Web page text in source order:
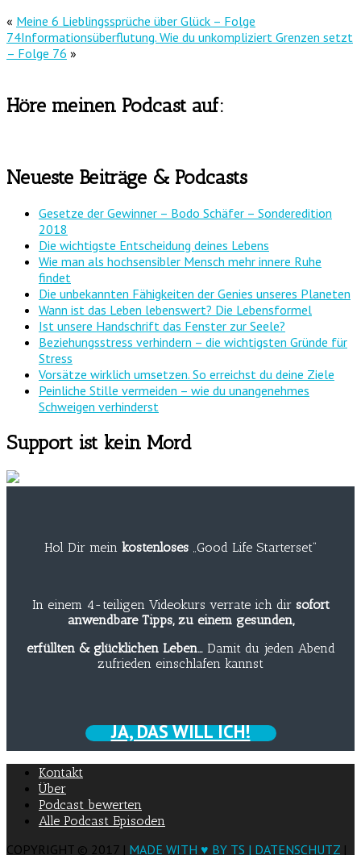
« Meine 6 Lieblingssprüche über Glück – Folge
74Informationsüberflutung. Wie du unkompliziert Grenzen setzt
– Folge 76 »
Höre meinen Podcast auf:
Neueste Beiträge & Podcasts
Gesetze der Gewinner – Bodo Schäfer – Sonderedition
2018
Die wichtigste Entscheidung deines Lebens
Wie man als hochsensibler Mensch mehr innere Ruhe
findet
Die unbekannten Fähigkeiten der Genies unseres Planeten
Wann ist das Leben lebenswert? Die Lebensformel
Ist unsere Handschrift das Fenster zur Seele?
Beziehungsstress verhindern – die wichtigsten Gründe für
Stress
Vorsätze wirklich umsetzen. So erreichst du deine Ziele
Peinliche Stille vermeiden – wie du unangenehmes
Schweigen verhinderst
Support ist kein Mord
Hol Dir mein kostenloses „Good Life Starterset“
In einem 4-teiligen Videokurs verrate ich dir sofort
anwendbare Tipps, zu einem gesunden,
erfüllten & glücklichen Leben…Damit du jeden Abend
zufrieden einschlafen kannst
JA, DAS WILL ICH!
Kontakt
Über
Podcast bewerten
Alle Podcast Episoden
COPYRIGHT © 2017 | MADE WITH ♥ BY TS | DATENSCHUTZ |